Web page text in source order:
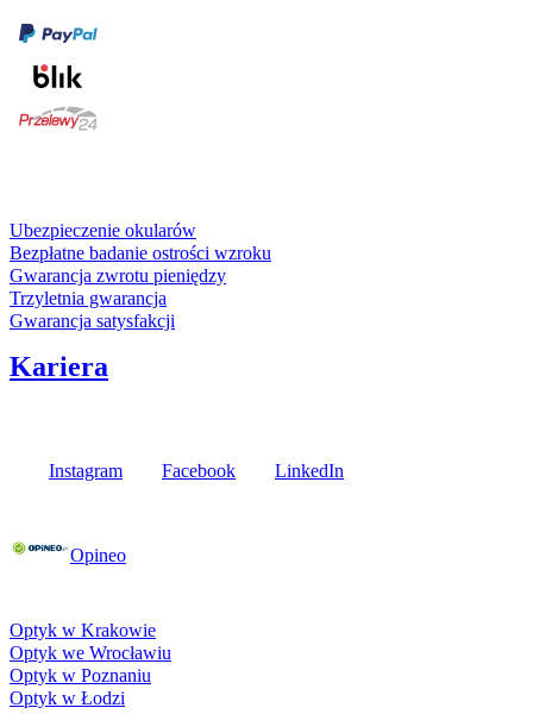
Ubezpieczenie okularów
Bezpłatne badanie ostrości wzroku
Gwarancja zwrotu pieniędzy
Trzyletnia gwarancja
Gwarancja satysfakcji
Kariera
Instagram Facebook LinkedIn
Opineo
Optyk w Krakowie
Optyk we Wrocławiu
Optyk w Poznaniu
Optyk w Łodzi